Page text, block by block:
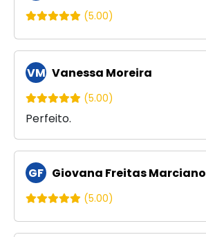
(5.00)
VM Vanessa Moreira
(5.00)
Perfeito.
GF Giovana Freitas Marciano
(5.00)